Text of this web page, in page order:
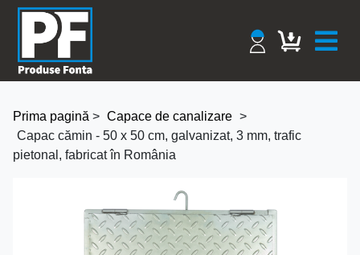
Prima pagină > Capace de canalizare >
Capac cămin - 50 x 50 cm, galvanizat, 3 mm, trafic
pietonal, fabricat în România